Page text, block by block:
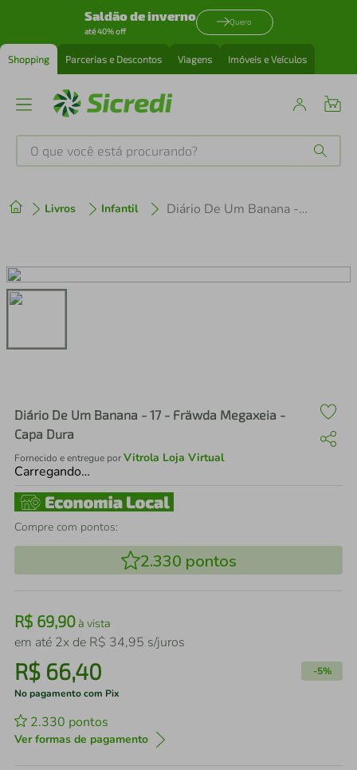
Saldão de inverno
até 40% off
Quero
Shopping Parcerias e Descontos Viagens Imóveis e Veículos
O que você está procurando?
Livros Infantil Diário De Um Banana - 17 - Fräwda Megaxeia - Capa Dura
Diário De Um Banana - 17 - Fräwda Megaxeia -
Capa Dura
Fornecido e entregue porVitrola Loja Virtual
Carregando…
Compre com pontos:
2.330 pontos
R$ 69,90à vista
em até 2x de R$ 34,95 s/juros
R$ 66,40 -5%
No pagamento com Pix
2.330 pontos
Ver formas de pagamento
2º cafeteira